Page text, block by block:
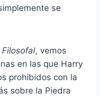
se
, vemos
en las que Harry
prohibidos con la
sobre la Piedra